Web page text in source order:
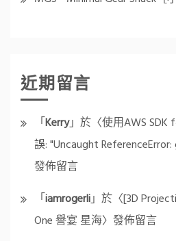
近期留言
「Kerry」於〈使用AWS SDK
誤: "Uncaught
發佈留言
「iamrogerli」於〈[3D
One 譽宴 星海〉發佈留言